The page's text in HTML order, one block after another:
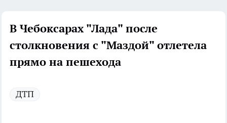
В Чебоксарах "Лада" после
столкновения с "Маздой" отлетела
прямо на пешехода
ДТП